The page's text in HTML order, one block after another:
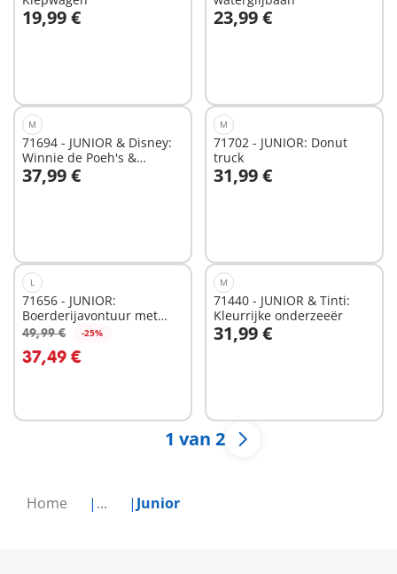
Home ... Junior
19,99 €
In winkelwagen 23,99 €
In winkelwagen
M
71694 - JUNIOR & Disney:
Winnie de Poeh's &
Teigetje's Bijentuin
37,99 €
In winkelwagen
M
71702 - JUNIOR: Donut
truck
31,99 €
In winkelwagen
L
71656 - JUNIOR:
Boerderijavontuur met
tractor, aanhanger en
49,99 € -25%
37,49 €
In winkelwagen
M
71440 - JUNIOR & Tinti:
Kleurrijke onderzeeër
31,99 €
In winkelwagen
1 van 2